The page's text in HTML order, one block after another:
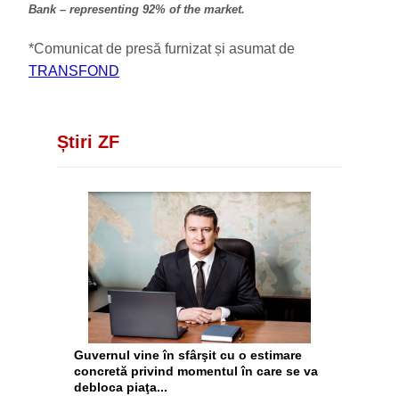
Bank – representing 92% of the market.
*Comunicat de presă furnizat și asumat de
TRANSFOND
Știri ZF
Guvernul vine în sfârşit cu o estimare
concretă privind momentul în care se va
debloca piaţa...